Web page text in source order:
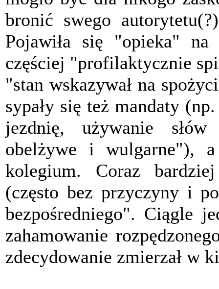
bronić swego
Pojawiła się "opieka"
częściej "profilaktycznie
"stan wskazywał na
sypały się też mandaty
jezdnię, używanie słów
obelżywe i wulgarne"),
kolegium. Coraz
(często bez przyczyny i
bezpośredniego". Ciągle
zahamowanie
zdecydowanie zmierzał w